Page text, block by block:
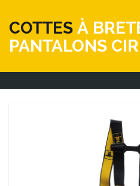
COTTES À
PANTALONS
BRETELLES POUR
Prolongez la Durée de Vie de
TRAPPER" Guy Cotten avec